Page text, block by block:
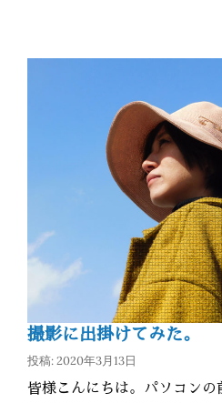
撮影に出掛けてみた。
投稿: 2020年3月13日
皆様こんにちは。パソコンの